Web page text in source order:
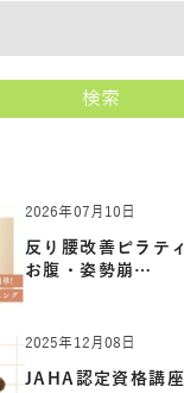
検索
2026年07月10日
反り腰改善ピラテ
お腹・姿勢崩…
2025年12月08日
JAHA認定資格講